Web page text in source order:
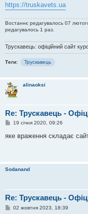
https://truskavets.ua
Востаннє редагувалось 07
редагувалось 1 раз.
Трускавець: офіційний сайт
Теги: Трускавець
alinaoksi
Re: Трускавець -
П
в
л
е
я
19 січня 2020, 09:26
яке враження складає
Sodanand
Re: Трускавець -
П02 жовтня 2023, 18:39